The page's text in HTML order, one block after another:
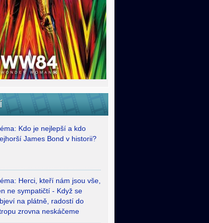
Kdo je nejlepší a kdo
James Bond v historii?
Herci, kteří nám jsou vše,
ne sympatičtí - Když se
na plátně, radostí do
zrovna neskáčeme